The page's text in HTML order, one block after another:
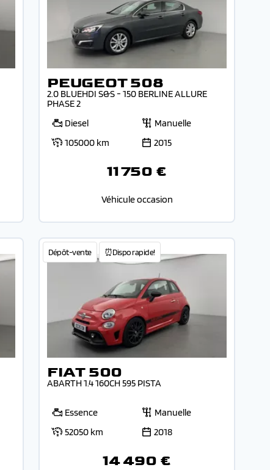
PEUGEOT 508
2.0 BLUEHDI S&S - 150 BERLINE ALLURE
PHASE 2
Diesel
Manuelle
105000 km
2015
11 750 €
Véhicule occasion
Dépôt-vente ⏰Dispo rapide!
FIAT 500
ABARTH 1.4 160CH 595 PISTA
Essence
Manuelle
52050 km
2018
14 490 €